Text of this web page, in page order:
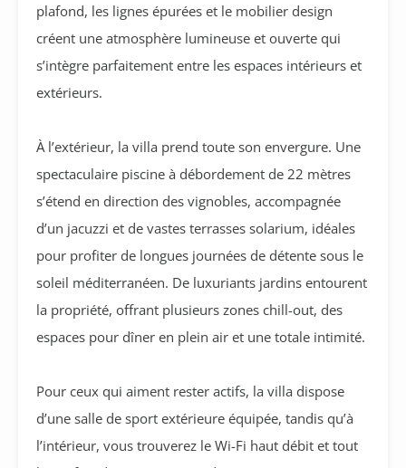
plafond, les lignes épurées et le mobilier design
créent une atmosphère lumineuse et ouverte qui
s’intègre parfaitement entre les espaces intérieurs et
extérieurs.
À l’extérieur, la villa prend toute son envergure. Une
spectaculaire piscine à débordement de 22 mètres
s’étend en direction des vignobles, accompagnée
d’un jacuzzi et de vastes terrasses solarium, idéales
pour profiter de longues journées de détente sous le
soleil méditerranéen. De luxuriants jardins entourent
la propriété, offrant plusieurs zones chill-out, des
espaces pour dîner en plein air et une totale intimité.
Pour ceux qui aiment rester actifs, la villa dispose
d’une salle de sport extérieure équipée, tandis qu’à
l’intérieur, vous trouverez le Wi-Fi haut débit et tout